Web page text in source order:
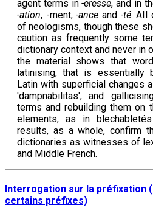
agent terms in-eresse, and in
-ation, -ment,-ance and -té. AIl
of neologisms, though these
caution as frequently sorne
dictionary context and never in
the material shows that
latinising, that is essentially
Latin with superficial changes
'dampnabilitas', and
terms and rebuilding them on
elements, as in
results, as a whole, confirm
dictionaries as witnesses of
and Middle French.
Interrogation sur la préfixation
certains préfixes)